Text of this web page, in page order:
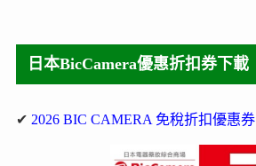
日本BicCamera優惠折扣券下載
✔ 2026 BIC CAMERA 免稅折扣優惠券